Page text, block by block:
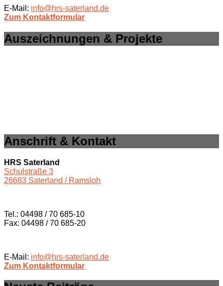
E-Mail: info@hrs-saterland.de
Zum Kontaktformular
Auszeichnungen & Projekte
Anschrift & Kontakt
HRS Saterland
Schulstraße 3
26683 Saterland / Ramsloh
Tel.: 04498 / 70 685-10
Fax: 04498 / 70 685-20
E-Mail: info@hrs-saterland.de
Zum Kontaktformular